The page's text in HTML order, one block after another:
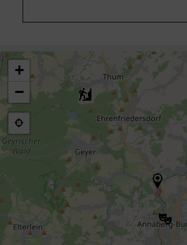
+
−